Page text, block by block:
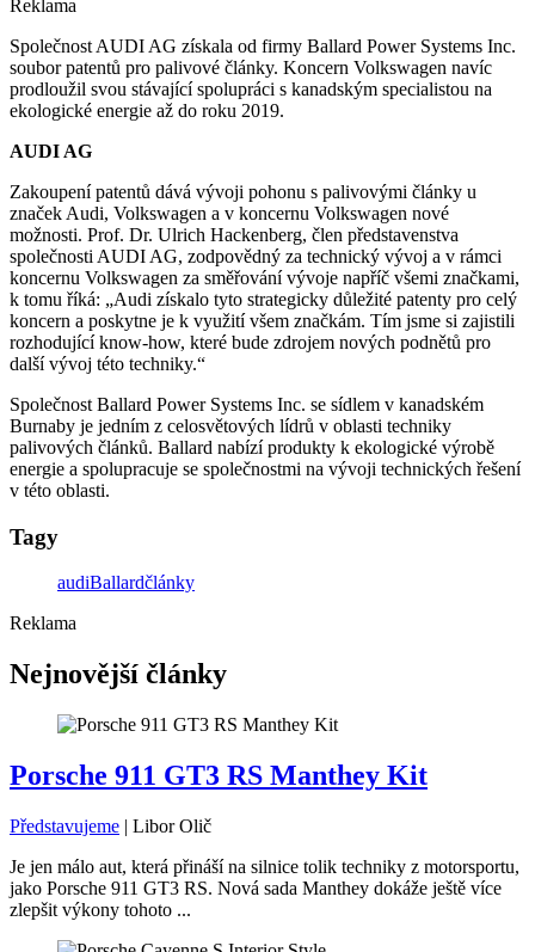
Reklama
Společnost AUDI AG získala od firmy Ballard Power Systems Inc.
soubor patentů pro palivové články. Koncern Volkswagen navíc
prodloužil svou stávající spolupráci s kanadským specialistou na
ekologické energie až do roku 2019.
AUDI AG
Zakoupení patentů dává vývoji pohonu s palivovými články u
značek Audi, Volkswagen a v koncernu Volkswagen nové
možnosti. Prof. Dr. Ulrich Hackenberg, člen představenstva
společnosti AUDI AG, zodpovědný za technický vývoj a v rámci
koncernu Volkswagen za směřování vývoje napříč všemi značkami,
k tomu říká: „Audi získalo tyto strategicky důležité patenty pro celý
koncern a poskytne je k využití všem značkám. Tím jsme si zajistili
rozhodující know-how, které bude zdrojem nových podnětů pro
další vývoj této techniky.“
Společnost Ballard Power Systems Inc. se sídlem v kanadském
Burnaby je jedním z celosvětových lídrů v oblasti techniky
palivových článků. Ballard nabízí produkty k ekologické výrobě
energie a spolupracuje se společnostmi na vývoji technických řešení
v této oblasti.
Tagy
audiBallardčlánky
Reklama
Nejnovější články
Porsche 911 GT3 RS Manthey Kit
Představujeme | Libor Olič
Je jen málo aut, která přináší na silnice tolik techniky z motorsportu,
jako Porsche 911 GT3 RS. Nová sada Manthey dokáže ještě více
zlepšit výkony tohoto ...